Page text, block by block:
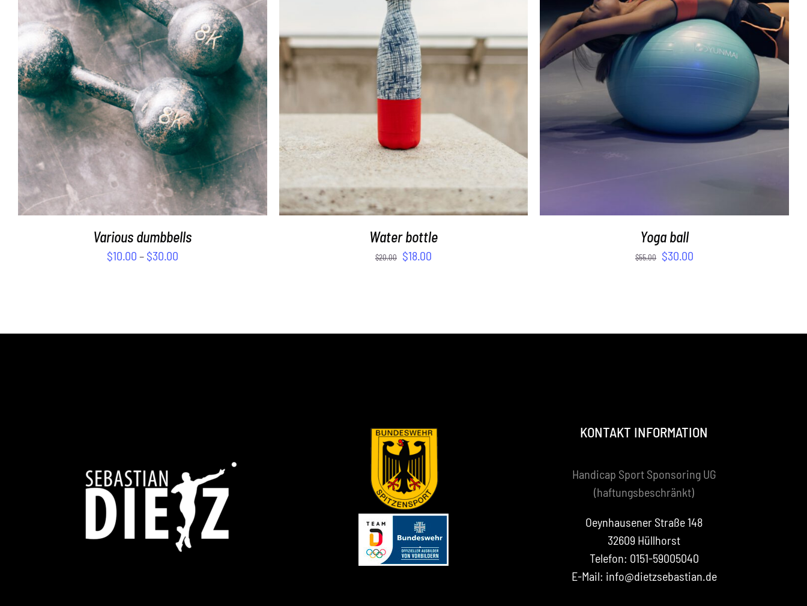
SELECT OPTIONS / DETAILS
Various dumbbells
$10.00 – $30.00
ADD TO CART / DETAILS
Water bottle
$20.00 $18.00
ADD TO CART / DETAILS
Yoga ball
$55.00 $30.00
KONTAKT INFORMATION
Handicap Sport Sponsoring UG
(haftungsbeschränkt)
Oeynhausener Straße 148
32609 Hüllhorst
Telefon: 0151-59005040
E-Mail: info@dietzsebastian.de